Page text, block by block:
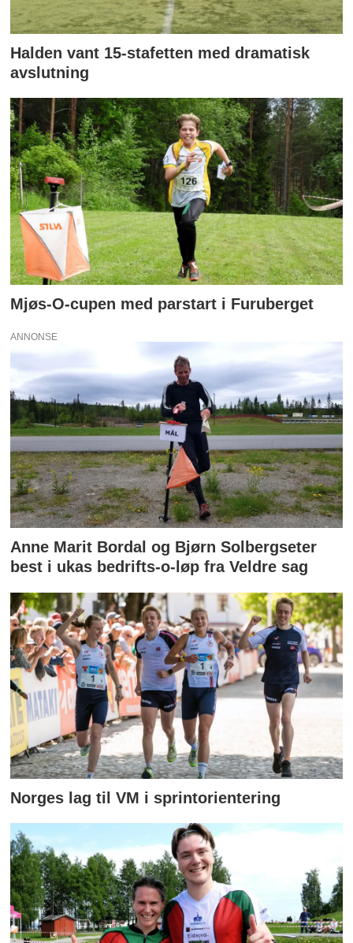
Halden vant 15-stafetten med dramatisk
avslutning
Mjøs-O-cupen med parstart i Furuberget
ANNONSE
Anne Marit Bordal og Bjørn Solbergseter
best i ukas bedrifts-o-løp fra Veldre sag
Norges lag til VM i sprintorientering